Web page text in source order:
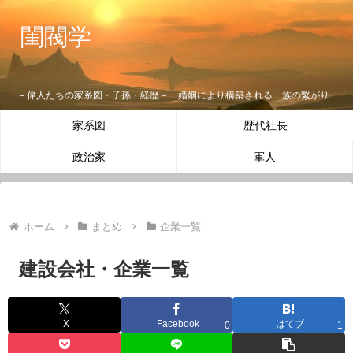
閨閥学
－偉人たちの家系図・子孫・経歴－ 婚姻により構築される一族の繋がり
家系図 歴代社長
政治家 軍人
ホーム まとめ 企業一覧
建設会社・企業一覧
X Facebook 0 はてブ 1